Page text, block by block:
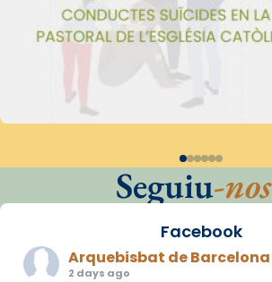
Seguiu-nos
Facebook
Arquebisbat de Barcelona
2 days ago